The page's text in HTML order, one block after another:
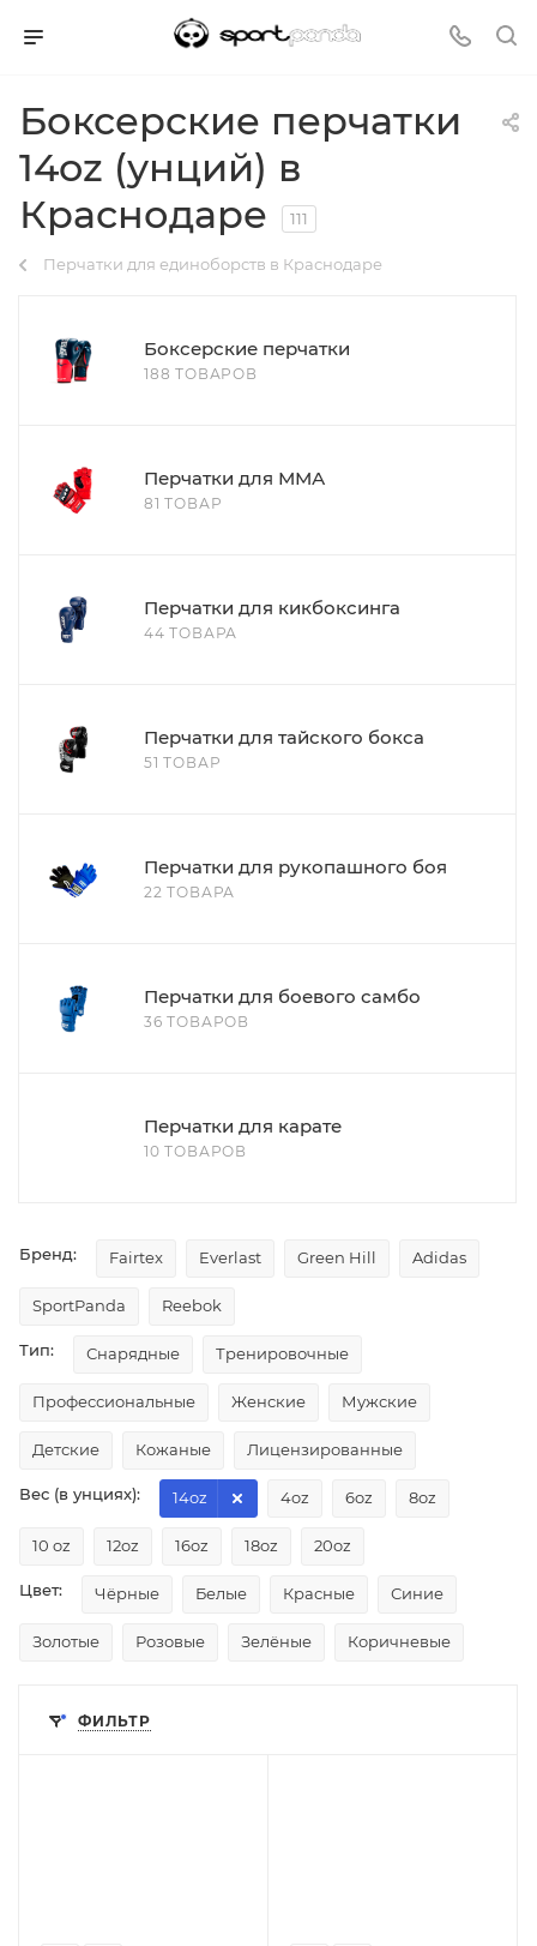
Боксерские перчатки
14oz (унций) в
Краснодаре
111
Перчатки для единоборств в Краснодаре
Боксерские перчатки
188 ТОВАРОВ
Перчатки для ММА
81 ТОВАР
Перчатки для кикбоксинга
44 ТОВАРА
Перчатки для тайского бокса
51 ТОВАР
Перчатки для рукопашного боя
22 ТОВАРА
Перчатки для боевого самбо
36 ТОВАРОВ
Перчатки для карате
10 ТОВАРОВ
Бренд: Fairtex Everlast Green Hill Adidas
SportPanda Reebok
Тип: Снарядные Тренировочные
Профессиональные Женские Мужские
Детские Кожаные Лицензированные
Вес (в унциях): 4oz 6oz 8oz
10 oz 12oz
14oz
16oz 18oz 20oz
Цвет: Чёрные Белые Красные Синие
Золотые Розовые Зелёные Коричневые
ФИЛЬТР